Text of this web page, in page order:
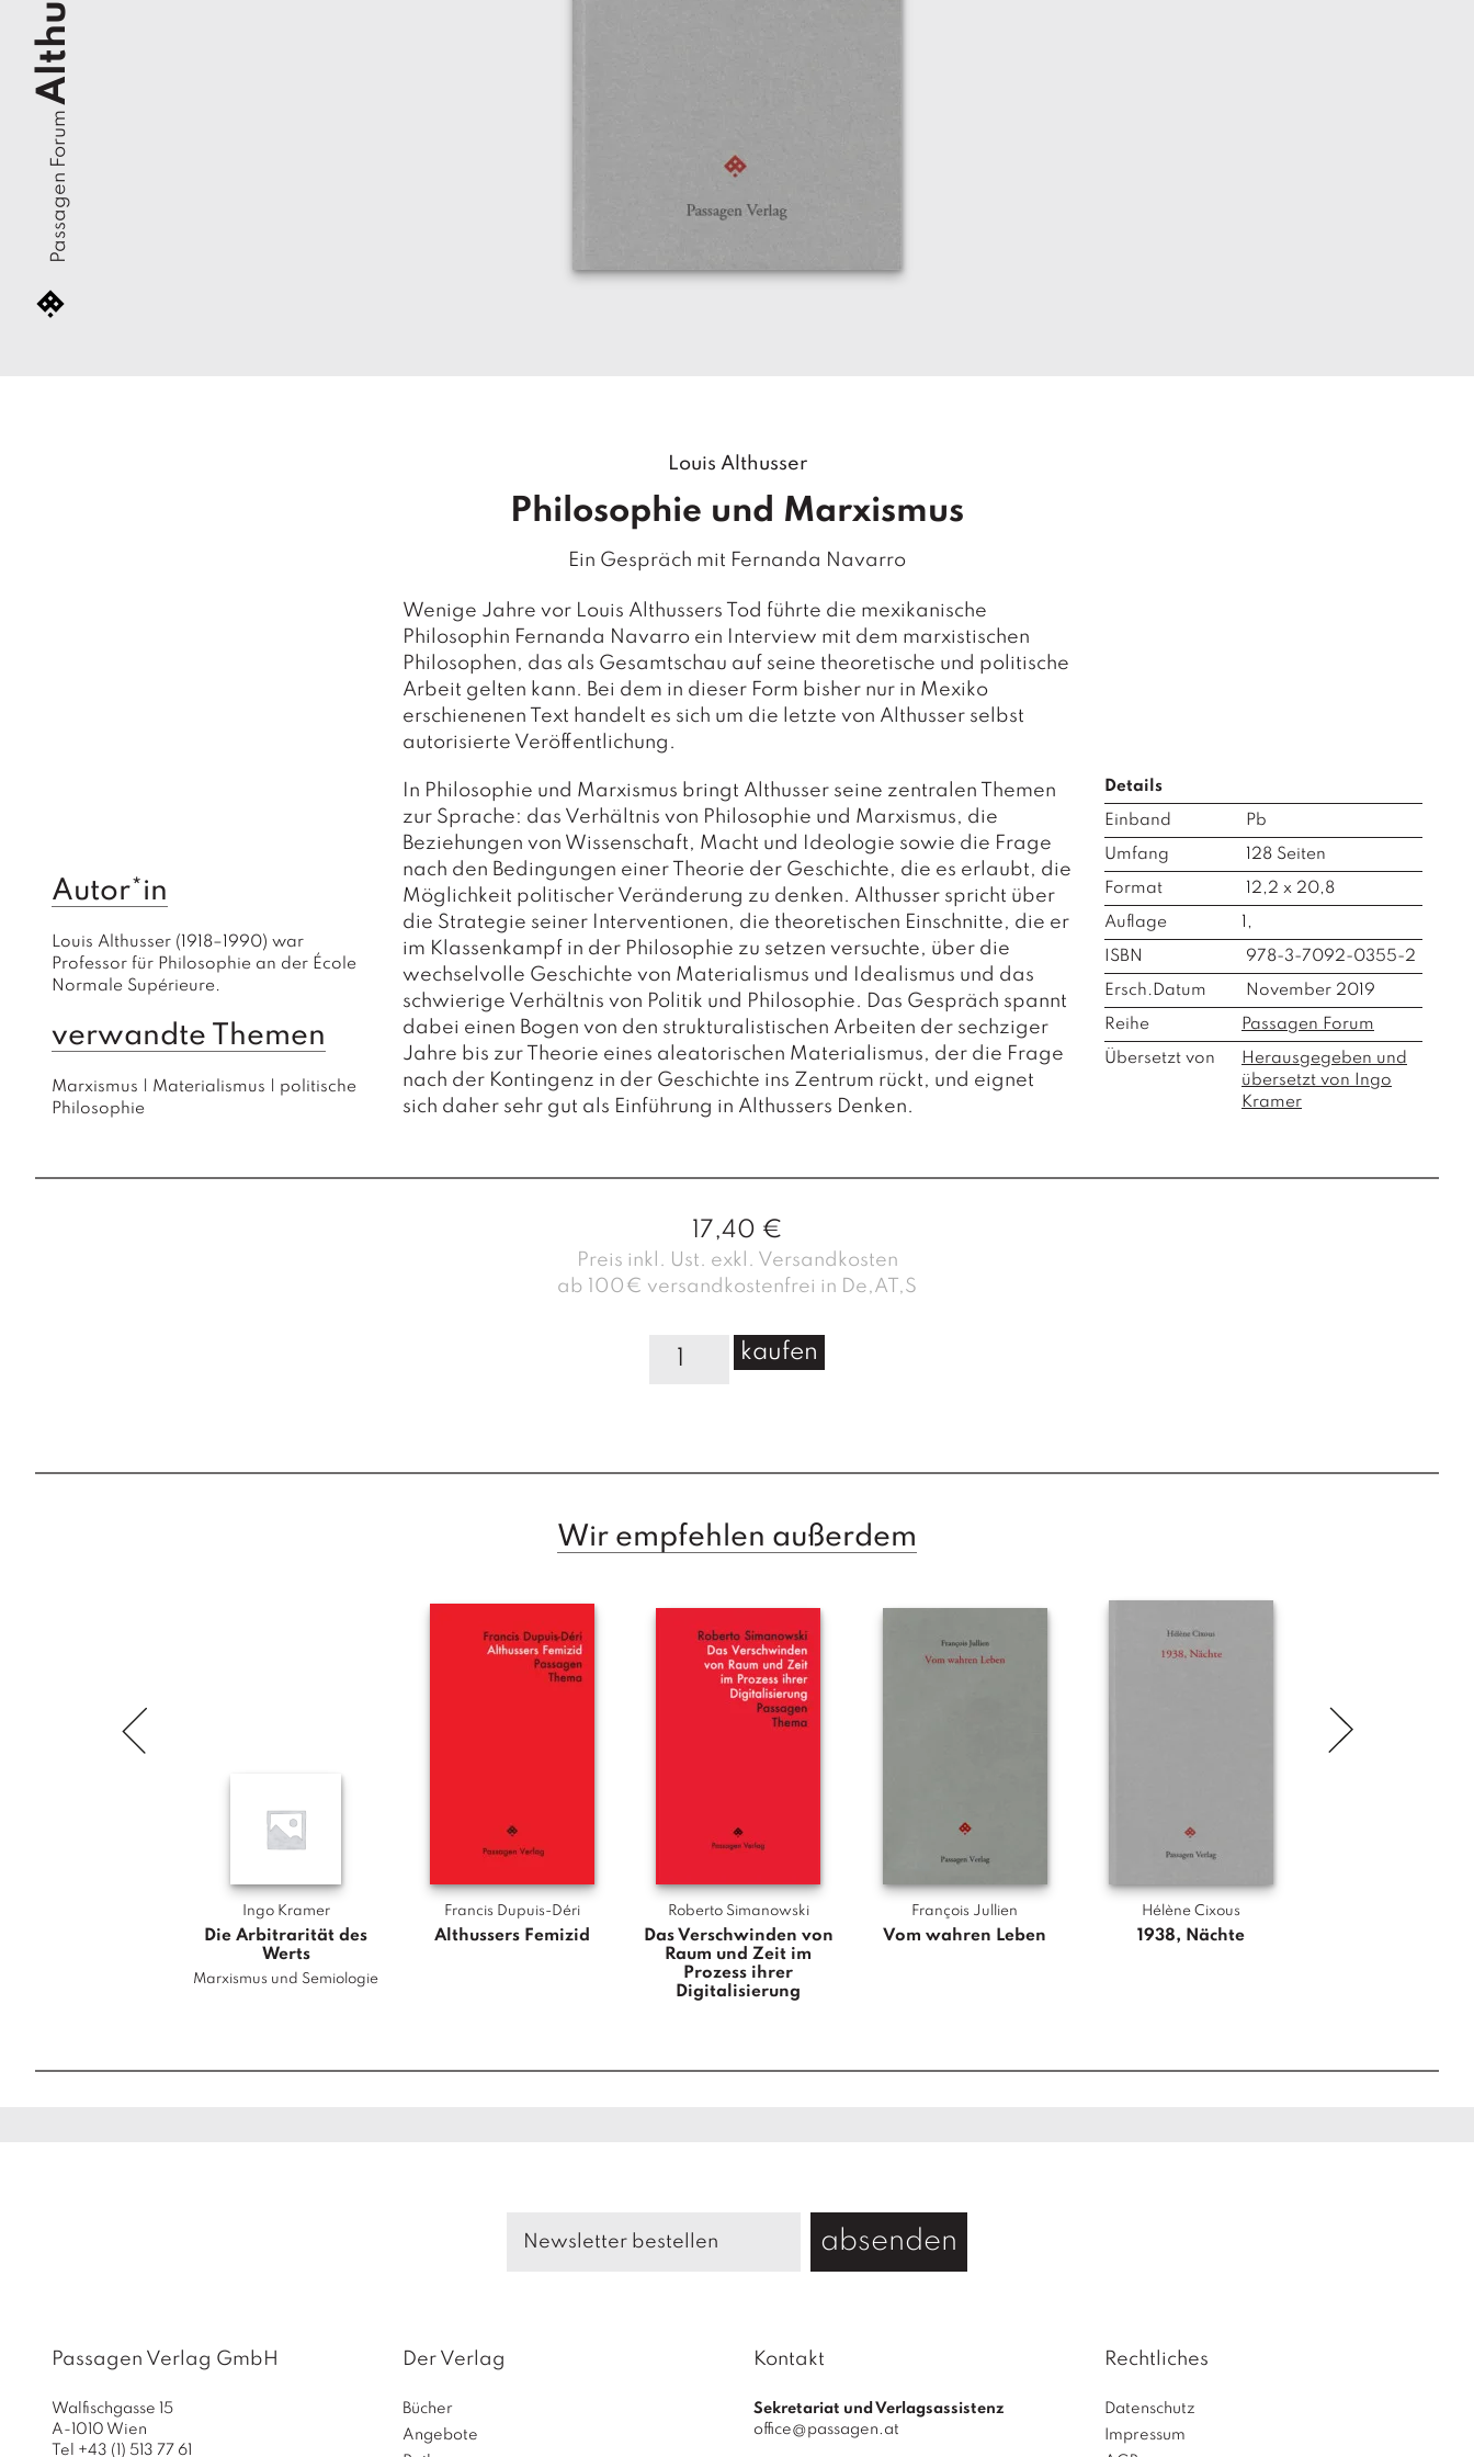
Passagen Forum
Louis Althusser
Philosophie und Marxismus
Ein Gespräch mit Fernanda Navarro
Wenige Jahre vor Louis Althussers Tod führte die mexikanische
Philosophin Fernanda Navarro ein Interview mit dem marxistischen
Philosophen, das als Gesamtschau auf seine theoretische und politische
Arbeit gelten kann. Bei dem in dieser Form bisher nur in Mexiko
erschienenen Text handelt es sich um die letzte von Althusser selbst
autorisierte Veröffentlichung.
In Philosophie und Marxismus bringt Althusser seine zentralen Themen
zur Sprache: das Verhältnis von Philosophie und Marxismus, die
Beziehungen von Wissenschaft, Macht und Ideologie sowie die Frage
nach den Bedingungen einer Theorie der Geschichte, die es erlaubt, die
Möglichkeit politischer Veränderung zu denken. Althusser spricht über
die Strategie seiner Interventionen, die theoretischen Einschnitte, die er
im Klassenkampf in der Philosophie zu setzen versuchte, über die
wechselvolle Geschichte von Materialismus und Idealismus und das
schwierige Verhältnis von Politik und Philosophie. Das Gespräch spannt
dabei einen Bogen von den strukturalistischen Arbeiten der sechziger
Jahre bis zur Theorie eines aleatorischen Materialismus, der die Frage
nach der Kontingenz in der Geschichte ins Zentrum rückt, und eignet
sich daher sehr gut als Einführung in Althussers Denken.
Autor*in
Louis Althusser (1918–1990) war
Professor für Philosophie an der École
Normale Supérieure.
verwandte Themen
Marxismus Materialismus
politische
Philosophie
Details
Einband
Pb
Umfang
128 Seiten
Format
12,2 x 20,8
Auflage
1,
ISBN
978-3-7092-0355-2
Ersch.Datum
November 2019
Reihe
Passagen Forum
Übersetzt von
Herausgegeben und
übersetzt von Ingo
Kramer
17,40 €
Preis inkl. Ust. exkl. Versandkosten
ab 100€ versandkostenfrei in De,AT,S
s
p
h
e
s
M
kaufen
Wir empfehlen außerdem
Ingo Kramer
Die Arbitrarität des
Werts
Marxismus und Semiologie
Francis Dupuis-Déri
Althussers Femizid
Roberto Simanowski
Das Verschwinden von
Raum und Zeit im
Prozess ihrer
Digitalisierung
François Jullien
Vom wahren Leben
Hélène Cixous
1938, Nächte
absenden
Passagen Verlag GmbH
Walfischgasse 15
A-1010 Wien
Tel +43 (1) 513 77 61
Der Verlag
Bücher
Angebote
Kontakt
Sekretariat und Verlagsassistenz
office@passagen.at
Rechtliches
Datenschutz
Impressum